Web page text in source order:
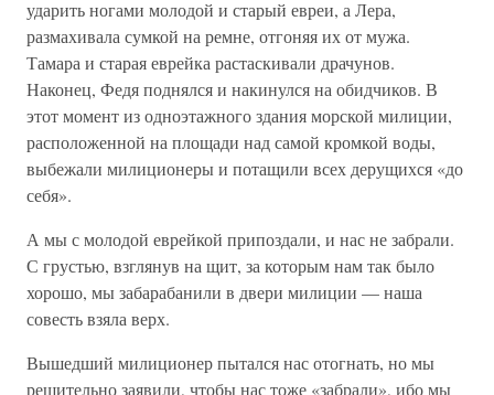
ударить ногами молодой и старый евреи, а Лера,
размахивала сумкой на ремне, отгоняя их от мужа.
Тамара и старая еврейка растаскивали драчунов.
Наконец, Федя поднялся и накинулся на обидчиков. В
этот момент из одноэтажного здания морской милиции,
расположенной на площади над самой кромкой воды,
выбежали милиционеры и потащили всех дерущихся «до
себя».
А мы с молодой еврейкой припоздали, и нас не забрали.
С грустью, взглянув на щит, за которым нам так было
хорошо, мы забарабанили в двери милиции — наша
совесть взяла верх.
Вышедший милиционер пытался нас отогнать, но мы
решительно заявили, чтобы нас тоже «забрали», ибо мы